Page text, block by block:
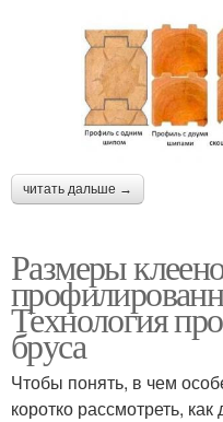
читать дальше →
Размеры
Технология
бруса
Чтобы понять, в чем
коротко рассмотреть,